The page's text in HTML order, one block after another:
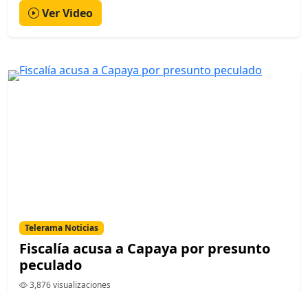
Ver Video
Telerama Noticias
Fiscalía acusa a Capaya por presunto
peculado
3,876 visualizaciones